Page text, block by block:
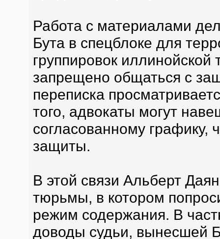
Работа с материалами
Бута в спецблоке для
группировок
запрещено общаться с
переписка
того, адвокаты могут
согласованному графику,
защиты.
В этой связи Альберт
тюрьмы, в котором
режим содержания. В
доводы судьи, вынесшей